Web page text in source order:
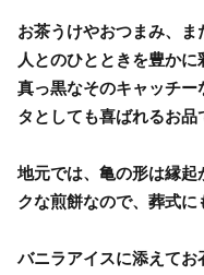
お茶うけやおつまみ、
人とのひとときを豊かに
真っ黒なそのキャッチ
タとしても喜ばれるお品
地元では、亀の形は縁起
クな煎餅なので、葬式に
バニラアイスに添えて